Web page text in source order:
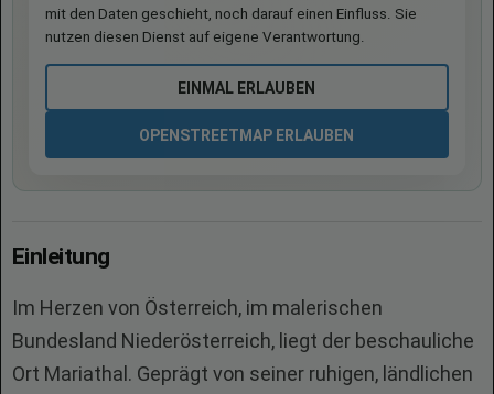
mit den Daten geschieht, noch darauf einen Einfluss. Sie
nutzen diesen Dienst auf eigene Verantwortung.
EINMAL ERLAUBEN
OPENSTREETMAP ERLAUBEN
Einleitung
Im Herzen von Österreich, im malerischen
Bundesland Niederösterreich, liegt der beschauliche
Ort Mariathal. Geprägt von seiner ruhigen, ländlichen